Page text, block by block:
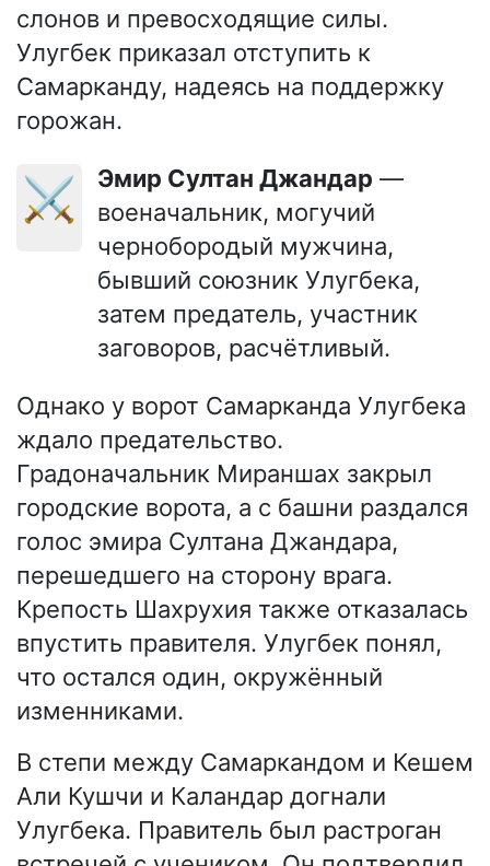
слонов и превосходящие силы.
Улугбек приказал отступить к
Самарканду, надеясь на поддержку
горожан.
⚔️ Эмир Султан Джандар —
военачальник, могучий
чернобородый мужчина,
бывший союзник Улугбека,
затем предатель, участник
заговоров, расчётливый.
Однако у ворот Самарканда Улугбека
ждало предательство.
Градоначальник Мираншах закрыл
городские ворота, а с башни раздался
голос эмира Султана Джандара,
перешедшего на сторону врага.
Крепость Шахрухия также отказалась
впустить правителя. Улугбек понял,
что остался один, окружённый
изменниками.
В степи между Самаркандом и Кешем
Али Кушчи и Каландар догнали
Улугбека. Правитель был растроган